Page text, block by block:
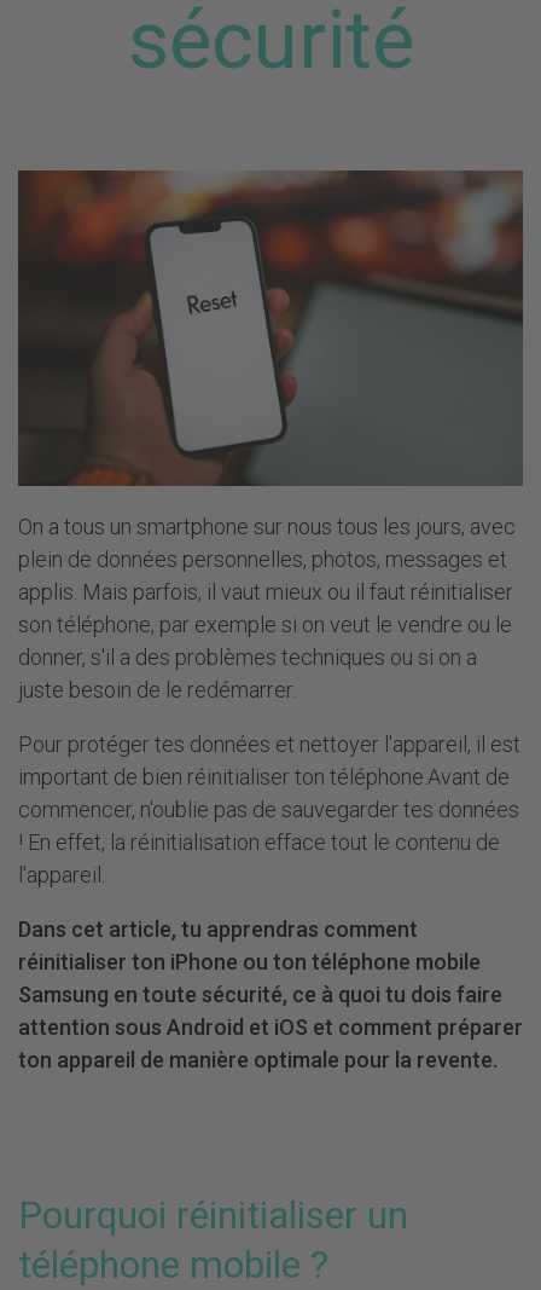
Du lundi au vendredi de 8h à 18h
Le samedi de 8h30 à 15h30
S'abonner à la newsletter
Suis-nous sur
sécurité
On a tous un smartphone sur nous tous les jours, avec
plein de données personnelles, photos, messages et
applis. Mais parfois, il vaut mieux ou il faut réinitialiser
son téléphone, par exemple si on veut le vendre ou le
donner, s'il a des problèmes techniques ou si on a
juste besoin de le redémarrer.
Pour protéger tes données et nettoyer l'appareil, il est
important de bien réinitialiser ton téléphone.Avant de
commencer, n'oublie pas de sauvegarder tes données
! En effet, la réinitialisation efface tout le contenu de
l'appareil.
Dans cet article, tu apprendras comment
réinitialiser ton iPhone ou ton téléphone mobile
Samsung en toute sécurité, ce à quoi tu dois faire
attention sous Android et iOS et comment préparer
ton appareil de manière optimale pour la revente.
Pourquoi réinitialiser un
téléphone mobile ?